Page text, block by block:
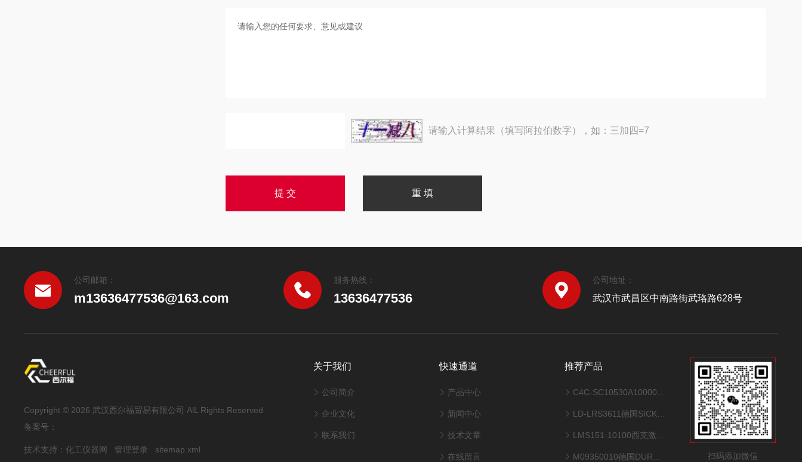
请输入计算结果（填写阿拉伯数字），如：三加四=7
公司邮箱：
m13636477536@163.com
服务热线：
13636477536
公司地址：
武汉市武昌区中南路街武珞路628号
Copyright © 2026 武汉西尔福贸易有限公司 AlL Rights Reserved
备案号：
技术支持：化工仪器网 管理登录 sitemap.xml
关于我们
公司简介
企业文化
联系我们
快速通道
产品中心
新闻中心
技术文章
在线留言
推荐产品
C4C-SC10530A10000德国SICK光栅尺传感器经济型安全光幕
LD-LRS3611德国SICK西克激光雷达扫描仪
LMS151-10100西克激光雷达扫描仪LMS151高精度二维扫描
M09350010德国DURR杜尔清洗机设备配件机器人喷嘴 扫码添加微信